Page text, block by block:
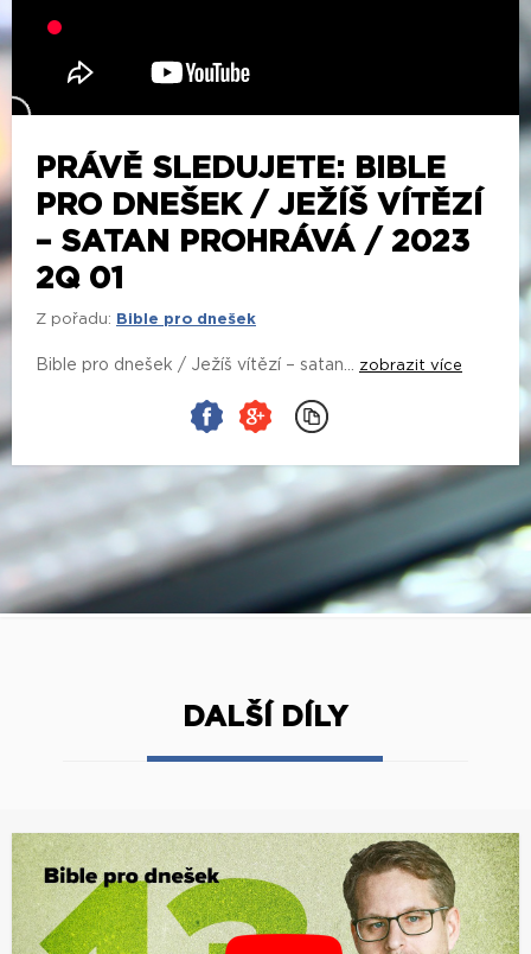
PRÁVĚ SLEDUJETE: BIBLE
PRO DNEŠEK / JEŽÍŠ VÍTĚZÍ
– SATAN PROHRÁVÁ / 2023
2Q 01
Z pořadu: Bible pro dnešek
Bible pro dnešek / Ježíš vítězí – satan... zobrazit více
DALŠÍ DÍLY